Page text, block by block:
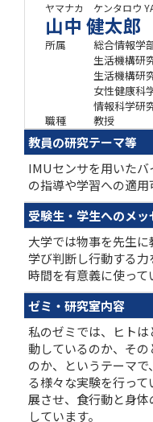
ヤマナカ ケンタロウ
山中 健太郎
所属
総合情報学
生活機構研
生活機構研
女性健康科
情報科学研
職種
教授
教員の研究テーマ等
IMUセンサを用いた
の指導や学習への適用
受験生・学生へのメッ
大学では物事を先生
学び判断し行動する
時間を有意義に使って
ゼミ・研究室内容
私のゼミでは、ヒト
動しているのか、そ
のか、というテーマ
る様々な実験を行っ
展させ、食行動と身
しています。